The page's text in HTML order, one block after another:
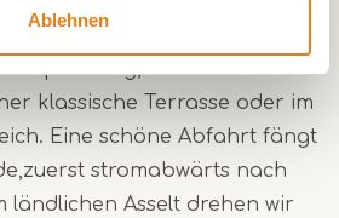
Ablehnen
inclusive Essen
klassische Terrasse oder im
Eine schöne Abfahrt fängt
stromabwärts nach
ländlichen Asselt drehen wir